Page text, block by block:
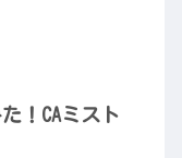
！CAミスト